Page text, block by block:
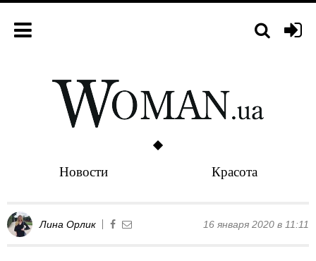
Новости Красота
Лина Орлик 16 января 2020 в 11:11